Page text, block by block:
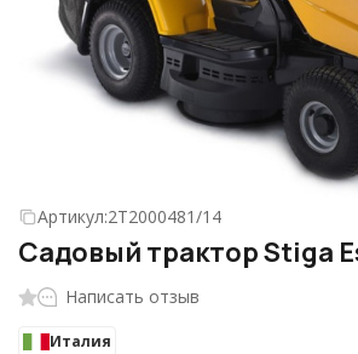
Артикул:2T2000481/14
Садовый трактор Stiga
Написать отзыв
Италия